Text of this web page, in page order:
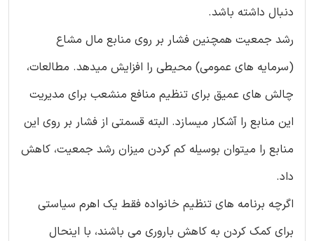
دنبال داشته باشد.
رشد جمعیت همچنین فشار بر روی منابع مال مشاع
(سرمایه های عمومی) محیطی را افزایش میدهد. مطالعات،
چالش های عمیق برای تنظیم منافع منشعب برای مدیریت
این منابع را آشکار میسازد. البته قسمتی از فشار بر روی این
منابع را میتوان بوسیله کم کردن میزان رشد جمعیت، کاهش
داد.
اگرچه برنامه های تنظیم خانواده فقط یک اهرم سیاستی
برای کمک کردن به کاهش باروری می باشند، با اینحال